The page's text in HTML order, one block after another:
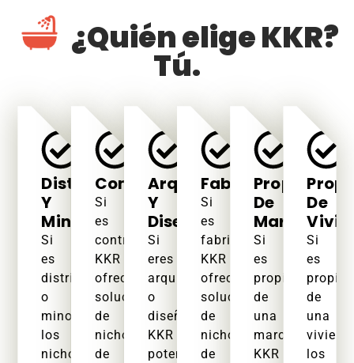
¿Quién elige KKR?
Tú.
Distribuidores
Y
Minoristas
Si
es
distribuidor
o
minorista,
los
nichos
Contratistas
Si
es
contratista,
KKR
ofrece
soluciones
de
nichos
de
Arquitectos
Y
Diseñadores
Si
eres
arquitecto
o
diseñador,
KKR
potencia
Fabricantes
Si
es
fabricante,
KKR
ofrece
soluciones
de
nichos
de
De
Marcas
Si
es
propietario
de
una
marca,
KKR
De
Si
es
de
una
los